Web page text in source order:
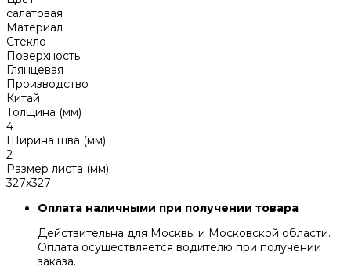
салатовая
Материал
Стекло
Поверхность
Глянцевая
Производство
Китай
Толщина (мм)
4
Ширина шва (мм)
2
Размер листа (мм)
327x327
Оплата наличными при получении товара
Действительна для Москвы и Московской области.
Оплата осуществляется водителю при получении
заказа.